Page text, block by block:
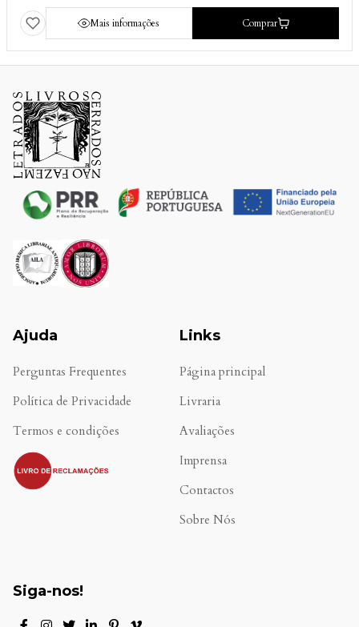
Mais informações Comprar
Ajuda
Perguntas Frequentes
Política de Privacidade
Termos e condições
.
Links
Página principal
Livraria
Avaliações
Imprensa
Contactos
Sobre Nós
Siga-nos!